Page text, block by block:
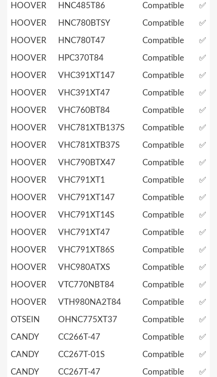
HOOVER HNC485T86 Compatible ✅
HOOVER HNC780BTSY Compatible ✅
HOOVER HNC780T47 Compatible ✅
HOOVER HPC370T84 Compatible ✅
HOOVER VHC391XT147 Compatible ✅
HOOVER VHC391XT47 Compatible ✅
HOOVER VHC760BT84 Compatible ✅
HOOVER VHC781XTB137S Compatible ✅
HOOVER VHC781XTB37S Compatible ✅
HOOVER VHC790BTX47 Compatible ✅
HOOVER VHC791XT1 Compatible ✅
HOOVER VHC791XT147 Compatible ✅
HOOVER VHC791XT14S Compatible ✅
HOOVER VHC791XT47 Compatible ✅
HOOVER VHC791XT86S Compatible ✅
HOOVER VHC980ATXS Compatible ✅
HOOVER VTC770NBT84 Compatible ✅
HOOVER VTH980NA2T84 Compatible ✅
OTSEIN OHNC775XT37 Compatible ✅
CANDY CC266T-47 Compatible ✅
CANDY CC267T-01S Compatible ✅
CANDY CC267T-47 Compatible ✅